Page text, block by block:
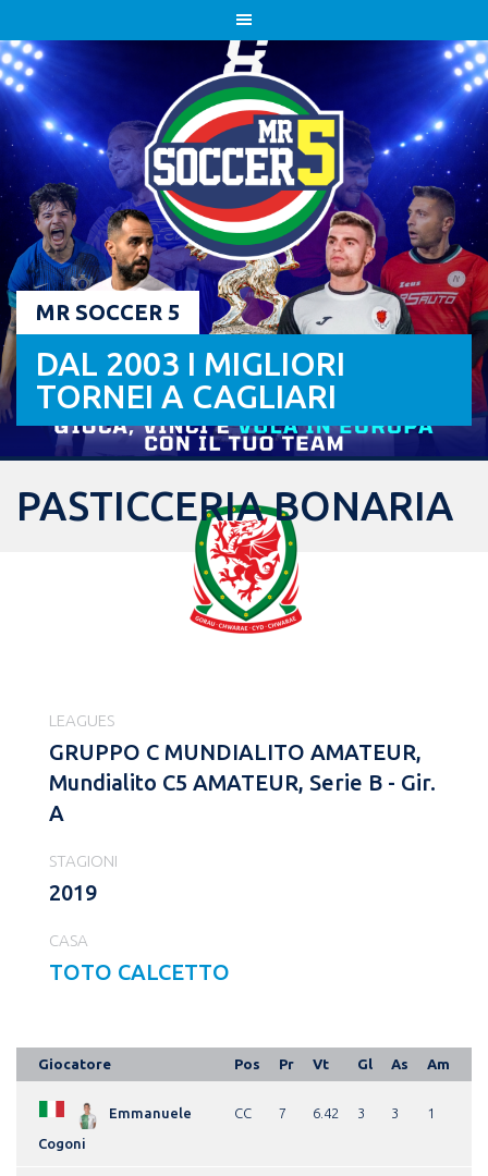
to
content
MR SOCCER 5
DAL 2003 I MIGLIORI
TORNEI A CAGLIARI
PASTICCERIA BONARIA
LEAGUES
GRUPPO C MUNDIALITO AMATEUR,
Mundialito C5 AMATEUR, Serie B - Gir.
A
STAGIONI
2019
CASA
TOTO CALCETTO
Giocatore Pos Pr Vt Gl As Am
Emmanuele
Cogoni
CC 7 6.42 3 3 1